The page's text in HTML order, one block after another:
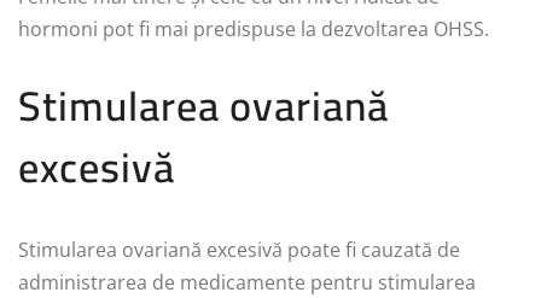
hormoni pot fi mai predispuse la dezvoltarea OHSS.
Stimularea ovariană
excesivă
Stimularea ovariană excesivă poate fi cauzată de
administrarea de medicamente pentru stimularea